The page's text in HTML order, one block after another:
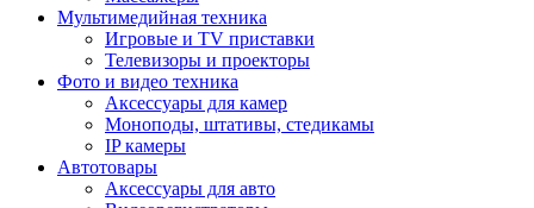
Мультимедийная техника
Игровые и TV приставки
Телевизоры и проекторы
Фото и видео техника
Аксессуары для камер
Моноподы, штативы, стедикамы
IP камеры
Автотовары
Аксессуары для авто